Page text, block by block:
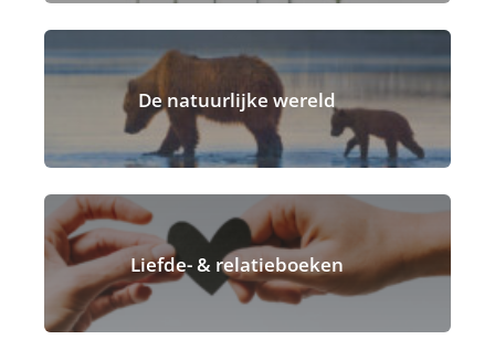
De natuurlijke wereld
Liefde- & relatieboeken